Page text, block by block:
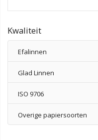
Kwaliteit
Efalinnen
Glad Linnen
ISO 9706
Overige papiersoorten